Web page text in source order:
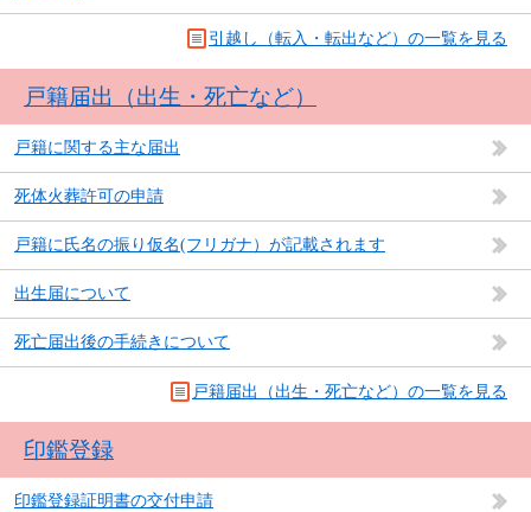
引越し（転入・転出など）の一覧を見る
戸籍届出（出生・死亡など）
戸籍に関する主な届出
死体火葬許可の申請
戸籍に氏名の振り仮名(フリガナ）が記載されます
出生届について
死亡届出後の手続きについて
戸籍届出（出生・死亡など）の一覧を見る
印鑑登録
印鑑登録証明書の交付申請